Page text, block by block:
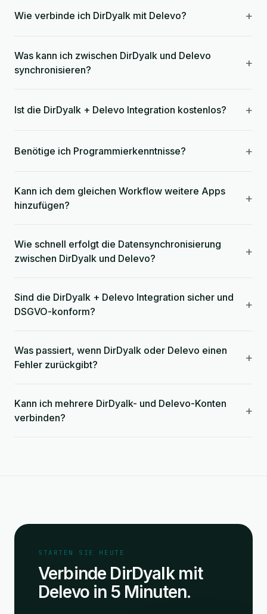
Wie verbinde ich DirDyalk mit Delevo? +
Was kann ich zwischen DirDyalk und Delevo
synchronisieren?
+
Ist die DirDyalk + Delevo Integration kostenlos? +
Benötige ich Programmierkenntnisse? +
Kann ich dem gleichen Workflow weitere Apps
hinzufügen?
+
Wie schnell erfolgt die Datensynchronisierung
zwischen DirDyalk und Delevo?
+
Sind die DirDyalk + Delevo Integration sicher und
DSGVO-konform?
+
Was passiert, wenn DirDyalk oder Delevo einen
Fehler zurückgibt?
+
Kann ich mehrere DirDyalk- und Delevo-Konten
verbinden?
+
STARTEN SIE HEUTE
Verbinde DirDyalk mit
Delevo in 5 Minuten.